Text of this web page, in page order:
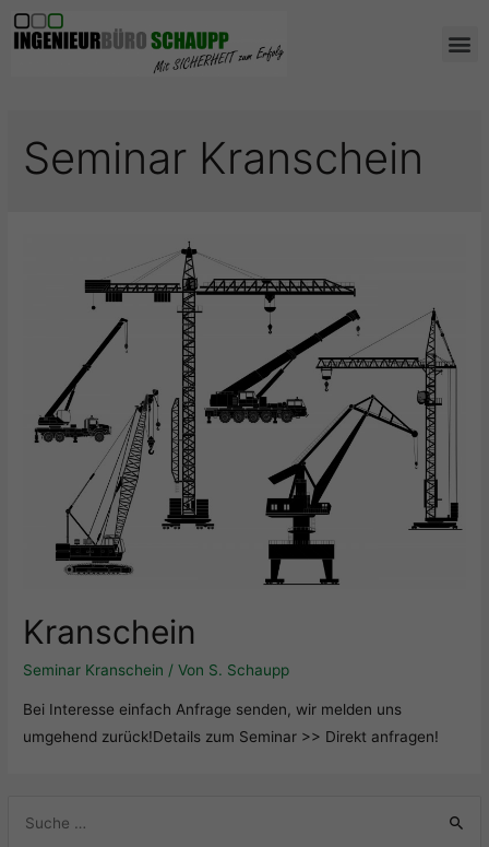
Seminar Kranschein
Kranschein
Seminar Kranschein / Von S. Schaupp
Bei Interesse einfach Anfrage senden, wir melden uns
umgehend zurück!Details zum Seminar >> Direkt anfragen!